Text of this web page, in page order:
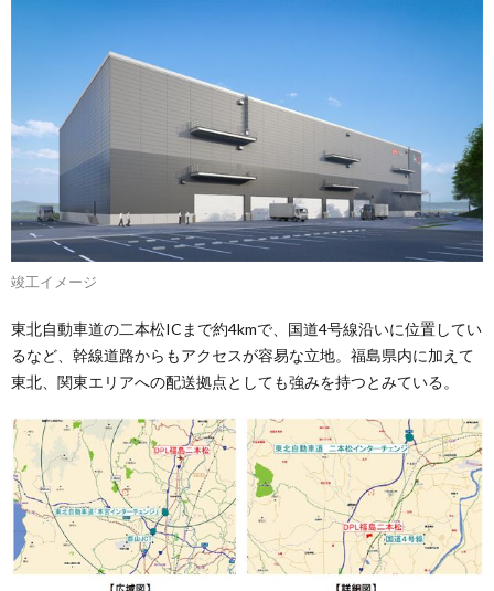
竣工イメージ
東北自動車道の二本松ICまで約4kmで、国道4号線沿いに位置してい
るなど、幹線道路からもアクセスが容易な立地。福島県内に加えて
東北、関東エリアへの配送拠点としても強みを持つとみている。